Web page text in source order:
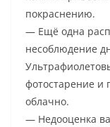
покраснению.
— Ещё одна
несоблюдение
фотостарение и
облачно.
— Недооценка